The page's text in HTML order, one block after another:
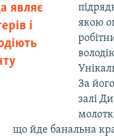
являє
і
якою
За
залі
що йде банальна